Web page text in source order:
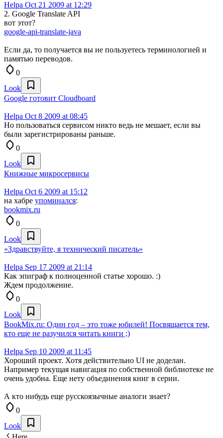
Helpa Oct 21 2009 at 12:29
2. Google Translate API
вот этот?
google-api-translate-java
Если да, то получается вы не пользуетесь терминологией и
памятью переводов.
0
Look
Google готовит Cloudboard
Helpa Oct 8 2009 at 08:45
Но пользоваться сервисом никто ведь не мешает, если вы
были зарегистрированы раньше.
0
Look
Книжные микросервисы
Helpa Oct 6 2009 at 15:12
на хабре упоминался:
bookmix.ru
0
Look
«Здравствуйте, я технический писатель»
Helpa Sep 17 2009 at 21:14
Как эпиграф к полноценной статье хорошо. :)
Ждем продолжение.
0
Look
BookMix.ru: Один год – это тоже юбилей! Посвящается тем,
кто еще не разучился читать книги ;)
Helpa Sep 10 2009 at 11:45
Хороший проект. Хотя действительно UI не доделан.
Например текущая навигация по собственной библиотеке не
очень удобна. Еще нету объединения книг в серии.
А кто нибудь еще русскоязычные аналоги знает?
0
Look